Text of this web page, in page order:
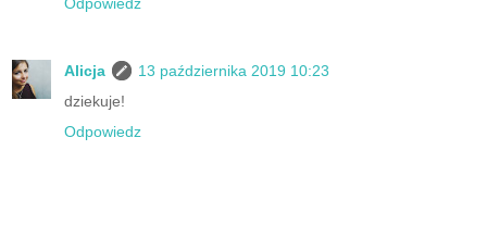
Alicja
13 października 2019 10:23
dziekuje!
Odpowiedz